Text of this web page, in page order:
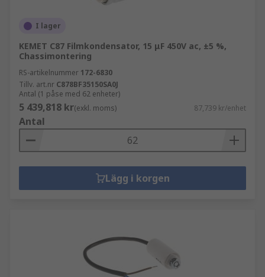
I lager
KEMET C87 Filmkondensator, 15 μF 450V ac, ±5 %,
Chassimontering
RS-artikelnummer 172-6830
Tillv. art.nr C878BF35150SA0J
Antal (1 påse med 62 enheter)
5 439,818 kr(exkl. moms) 87,739 kr/enhet
Antal
Lägg i korgen